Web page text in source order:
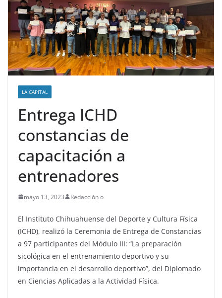
LA CAPITAL
Entrega ICHD
constancias de
capacitación a
entrenadores
mayo 13, 2023 Redacción o
El Instituto Chihuahuense del Deporte y Cultura Física
(ICHD), realizó la Ceremonia de Entrega de Constancias
a 97 participantes del Módulo III: “La preparación
sicológica en el entrenamiento deportivo y su
importancia en el desarrollo deportivo”, del Diplomado
en Ciencias Aplicadas a la Actividad Física.